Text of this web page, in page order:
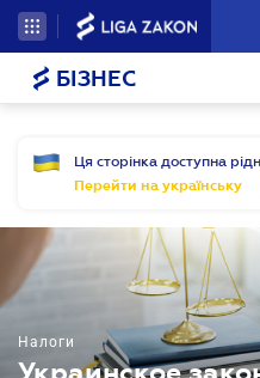
БІЗНЕС
Ця сторінка доступна
Перейти на українську
Налоги